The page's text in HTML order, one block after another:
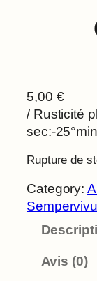
5,00 €
/ Rusticité
sec:-25°min
Rupture de
Category:
Avis (0)